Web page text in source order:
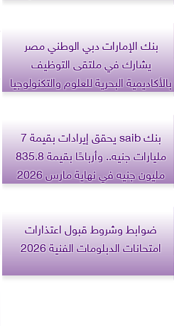
بنك الإمارات دبي الوطني مصر
يشارك في ملتقى التوظيف
بالأكاديمية البحرية للعلوم والتكنولوجيا
بنك saib يحقق إيرادات بقيمة 7
مليارات جنيه.. وأرباحًا بقيمة 835.8
مليون جنيه في نهاية مارس 2026
ضوابط وشروط قبول اعتذارات
امتحانات الدبلومات الفنية 2026